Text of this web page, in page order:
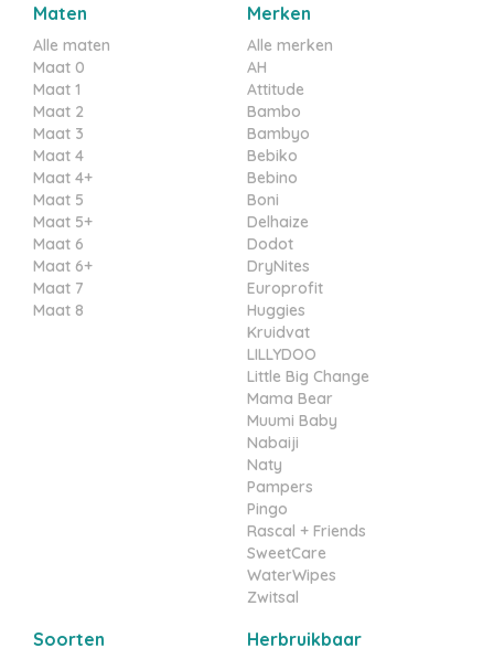
vergelijken
Maten
Alle maten
Maat 0
Maat 1
Maat 2
Maat 3
Maat 4
Maat 4+
Maat 5
Maat 5+
Maat 6
Maat 6+
Maat 7
Maat 8
Merken
Alle merken
AH
Attitude
Bambo
Bambyo
Bebiko
Bebino
Boni
Delhaize
Dodot
DryNites
Europrofit
Huggies
Kruidvat
LILLYDOO
Little Big Change
Mama Bear
Muumi Baby
Nabaiji
Naty
Pampers
Pingo
Rascal + Friends
SweetCare
WaterWipes
Zwitsal
Soorten Herbruikbaar